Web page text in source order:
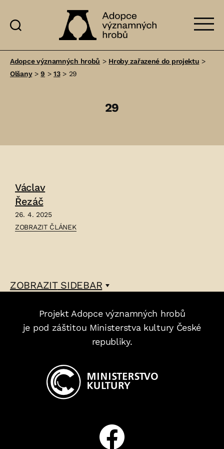
významných
Adopce významných hrobů > Hroby zařazené do projektu >
Olšany>9 >13> 29
29
Václav
Řezáč
26. 4. 2025
ČLÁNEK:
ZOBRAZIT ČLÁNEK
ZOBRAZITSIDEBAR
Projekt Adopce významných hrobů
je pod záštitou Ministerstva kultury České
republiky.
Facebook